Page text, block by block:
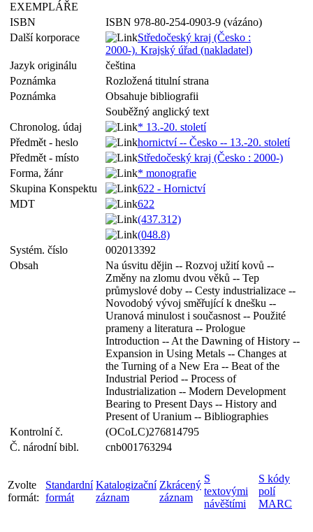
EXEMPLÁŘE
ISBN
ISBN 978-80-254-0903-9 (vázáno)
Další korporace
Středočeský kraj (Česko :
2000-). Krajský úřad (nakladatel)
Jazyk originálu
čeština
Poznámka
Rozložená titulní strana
Poznámka
Obsahuje bibliografii
Souběžný anglický text
Chronolog. údaj
* 13.-20. století
Předmět - heslo
hornictví -- Česko -- 13.-20. století
Předmět - místo
Středočeský kraj (Česko : 2000-)
Forma, žánr
* monografie
Skupina Konspektu
622 - Hornictví
MDT
622
(437.312)
(048.8)
Systém. číslo
002013392
Obsah
Na úsvitu dějin -- Rozvoj užití kovů --
Změny na zlomu dvou věků -- Tep
průmyslové doby -- Cesty industrializace --
Novodobý vývoj směřující k dnešku --
Uranová minulost i současnost -- Použité
prameny a literatura -- Prologue
Introduction -- At the Dawning of History --
Expansion in Using Metals -- Changes at
the Turning of a New Era -- Beat of the
Industrial Period -- Process of
Industrialization -- Modern Development
Bearing to Present Days -- History and
Present of Uranium -- Bibliographies
Kontrolní č.
(OCoLC)276814795
Č. národní bibl.
cnb001763294
Zvolte
formát:
Standardní
formát
Katalogizační
záznam
Zkrácený
záznam
S
textovými
návěštími
S kódy
polí
MARC